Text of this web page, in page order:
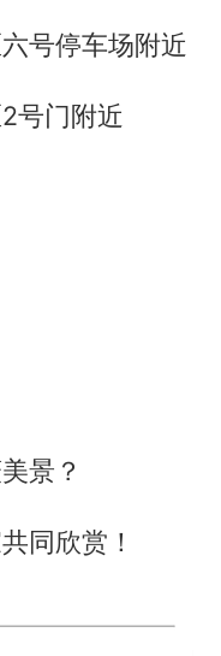
号停车场附近
号门附近
景？
同欣赏！